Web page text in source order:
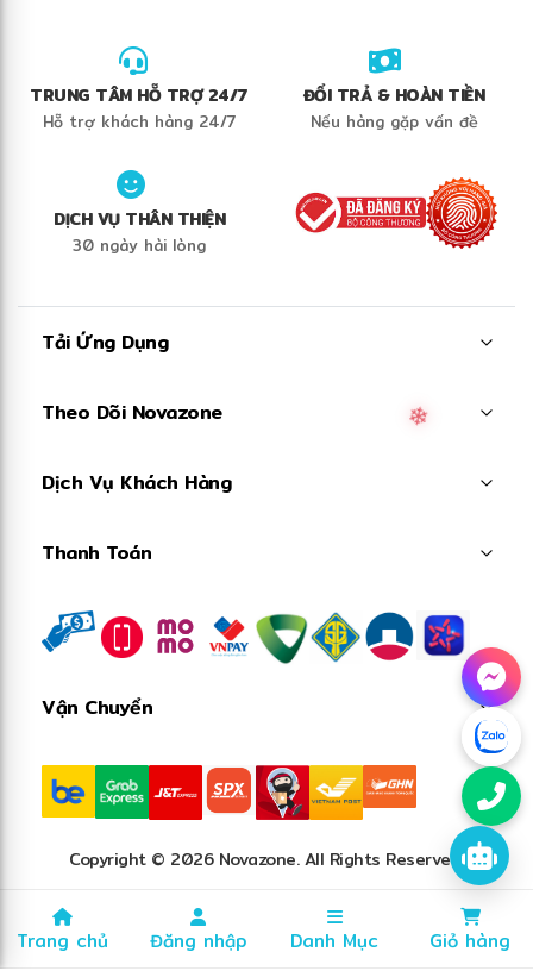
TRUNG TÂM HỖ TRỢ 24/7
Hỗ trợ khách hàng 24/7
ĐỔI TRẢ & HOÀN TIỀN
Nếu hàng gặp vấn đề
DỊCH VỤ THÂN THIỆN
30 ngày hài lòng
Tải Ứng Dụng
Theo Dõi Novazone
Dịch Vụ Khách Hàng
Thanh Toán
Vận Chuyển
Copyright © 2026 Novazone. All Rights Reserved.
Trang chủ Đăng nhập Danh Mục Giỏ hàng
❅
❄